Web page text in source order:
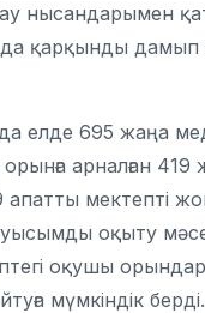
нысандарымен
қарқынды дамып
елде 695 жаңа
арналған 419
мектепті
оқыту
оқушы
мүмкіндік